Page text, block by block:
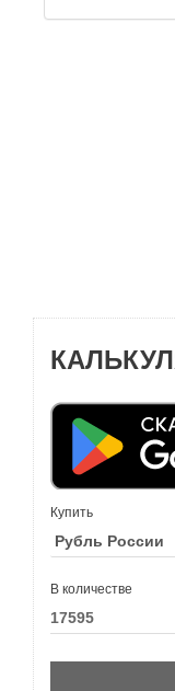
Купить
В количестве